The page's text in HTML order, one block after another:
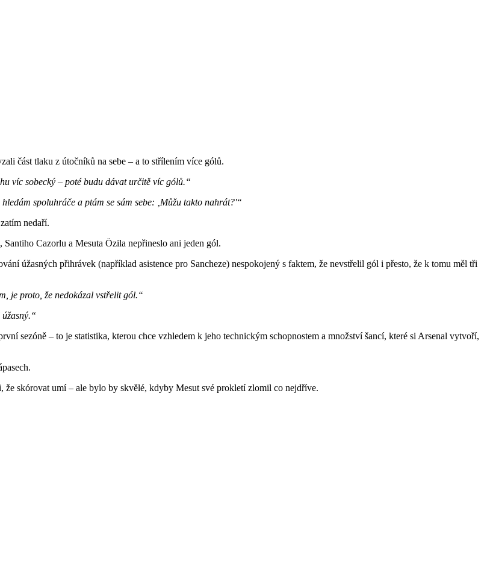
část tlaku z útočníků na sebe – a to střílením více gólů.
víc sobecký – poté budu dávat určitě víc gólů.“
hledám spoluhráče a ptám se sám sebe: ‚Můžu takto nahrát?'“
nedaří.
Cazorlu a Mesuta Özila nepřineslo ani jeden gól.
úžasných přihrávek (například asistence pro Sancheze) nespokojený s faktem, že nevstřelil gól i přesto, že k tomu měl tři
je proto, že nedokázal vstřelit gól.“
sezóně – to je statistika, kterou chce vzhledem k jeho technickým schopnostem a množství šancí, které si Arsenal vytvoří,
skórovat umí – ale bylo by skvělé, kdyby Mesut své prokletí zlomil co nejdříve.